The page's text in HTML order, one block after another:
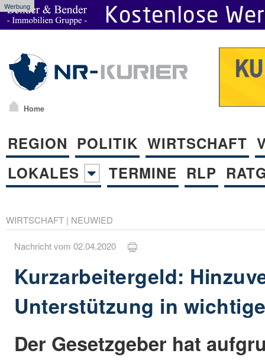
Werbung
Home
REGION POLITIK WIRTSCHAFT
LOKALES
TERMINE RLP
WIRTSCHAFT | NEUWIED
Nachricht vom 02.04.2020
Kurzarbeitergeld:
Unterstützung in
Der Gesetzgeber hat